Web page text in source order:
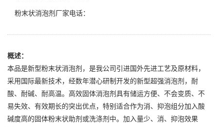
粉末状消泡剂厂家电话：
概述：
本品是新型粉末状消泡剂，是我公司引进国外先进工艺及原材料，
采用国际最新技术，经数年潜心研制开发的新型超强消泡剂，耐
酸、耐碱、耐高温。高效固体消泡剂具有储运方便、不会变质、不
易失效、有效期长的突出优点，特别适合作为消、抑泡组分加入酸
碱度高的固体粉末状助剂或洗涤剂中。加入量少、消、抑泡效果